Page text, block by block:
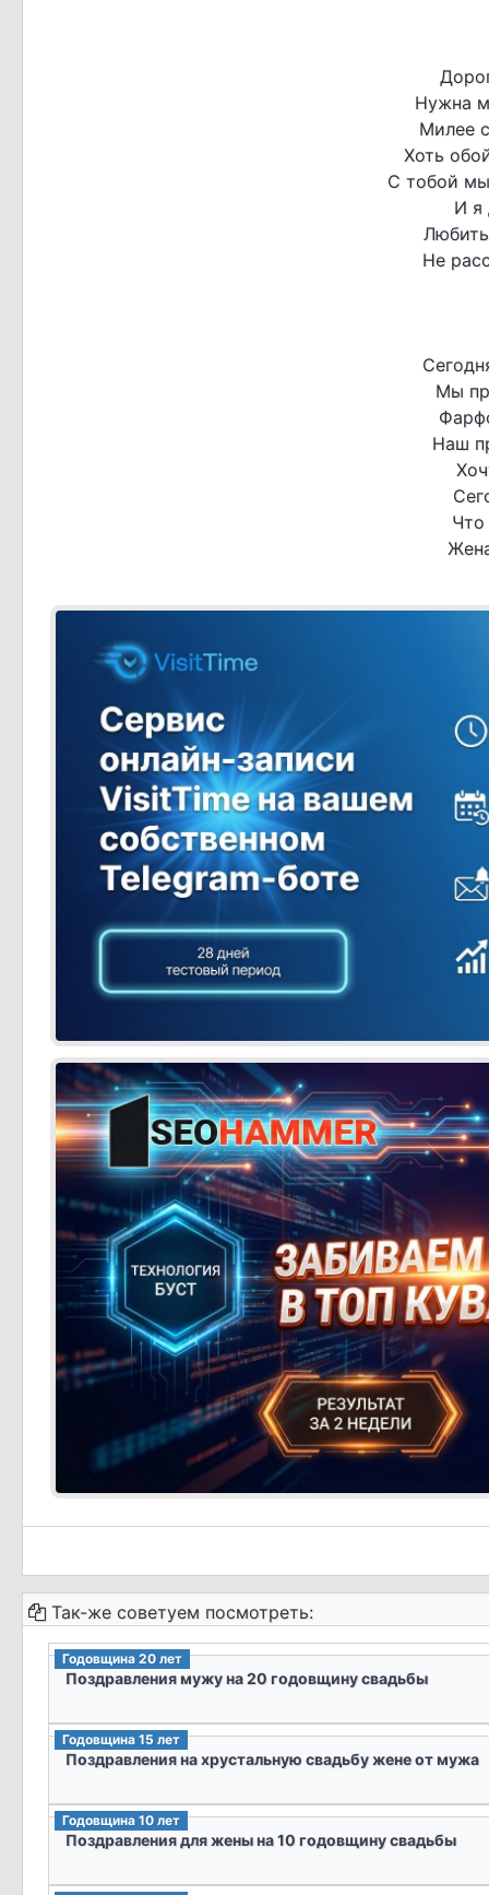
Нужна
Милее
Хоть
С тобой мы
И я
Не
Мы
Наш
Что
Так-же советуем посмотреть:
Годовщина 20 лет
Поздравления мужу на 20 годовщину свадьбы
Годовщина 15 лет
Поздравления на хрустальную свадьбу жене от мужа
Годовщина 10 лет
Поздравления для жены на 10 годовщину свадьбы